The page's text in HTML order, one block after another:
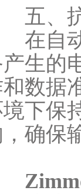
、抗
自动
生的
数据
下保
确保